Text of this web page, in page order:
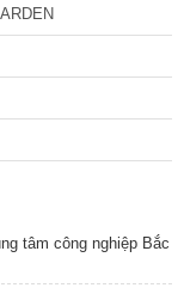
tâm công nghiệp Bắc